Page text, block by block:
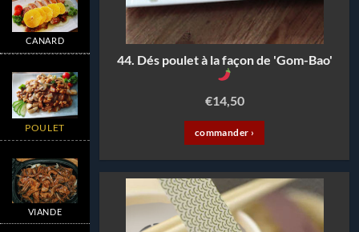
CANARD
POULET
VIANDE
44. Dés poulet à la façon de 'Gom-Bao'
€14,50
commander ›